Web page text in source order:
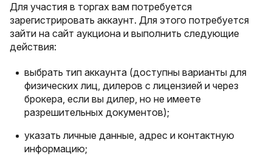
Для участия в торгах вам потребуется
зарегистрировать аккаунт. Для этого потребуется
зайти на сайт аукциона и выполнить следующие
действия:
выбрать тип аккаунта (доступны варианты для
физических лиц, дилеров с лицензией и через
брокера, если вы дилер, но не имеете
разрешительных документов);
указать личные данные, адрес и контактную
информацию;